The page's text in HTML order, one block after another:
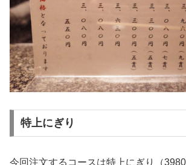
特上にぎり
今回注文するコースは特上にぎり（3980